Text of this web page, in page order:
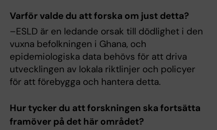
Varför valde du att forska om just detta?
–ESLD är en ledande orsak till dödlighet i den
vuxna befolkningen i Ghana, och
epidemiologiska data behövs för att driva
utvecklingen av lokala riktlinjer och policyer
för att förebygga och hantera detta.
Hur tycker du att forskningen ska fortsätta
framöver på det här området?